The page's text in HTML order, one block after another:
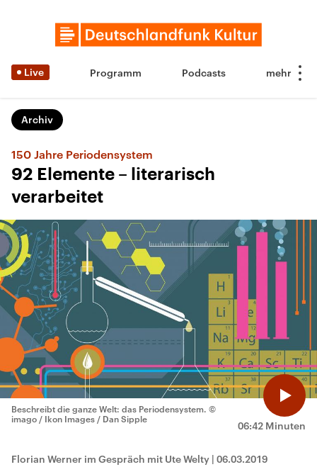
Live Programm Podcasts
Archiv
150 Jahre Periodensystem
92 Elemente – literarisch
verarbeitet
06:42 Minuten
Beschreibt die ganze Welt: das Periodensystem. ©
imago / Ikon Images / Dan Sipple
Florian Werner im Gespräch mit Ute Welty | 06.03.2019